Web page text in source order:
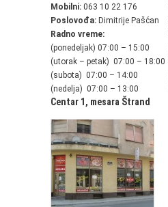
Mobilni: 063 10 22 176
Poslovođa: Dimitrije Pašćan
Radno vreme:
(ponedeljak) 07:00 – 15:00
(utorak – petak) 07:00 – 18:00
(subota) 07:00 – 14:00
(nedelja) 07:00 – 13:00
Centar 1, mesara Štrand